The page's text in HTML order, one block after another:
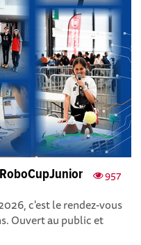
957
c'est le rendez-vous
Ouvert au public et